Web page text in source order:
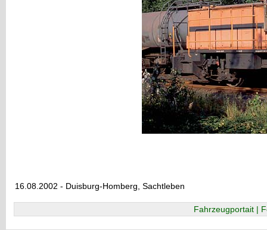
16.08.2002 - Duisburg-Homberg, Sachtleben
Fahrzeugportait |